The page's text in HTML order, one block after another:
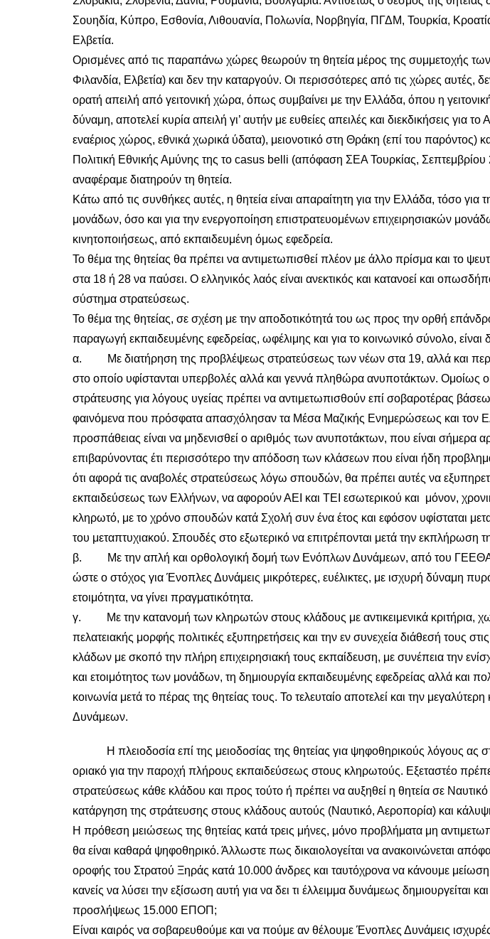
Σουηδία, Κύπρο, Εσθονία, Λιθουανία, Πολωνία, Νορβηγία, ΠΓΔΜ, Τουρκία,
Ελβετία.
Ορισμένες από τις παραπάνω χώρες θεωρούν τη θητεία μέρος της συμμετοχής
Φιλανδία, Ελβετία) και δεν την καταργούν. Οι περισσότερες από τις χώρες αυτές,
ορατή απειλή από γειτονική χώρα, όπως συμβαίνει με την Ελλάδα, όπου η
δύναμη, αποτελεί κυρία απειλή γι’ αυτήν με ευθείες απειλές και διεκδικήσεις για το
εναέριος χώρος, εθνικά χωρικά ύδατα), μειονοτικό στη Θράκη (επί του παρόντος)
Πολιτική Εθνικής Αμύνης της το casus belli (απόφαση ΣΕΑ Τουρκίας,
αναφέραμε διατηρούν τη θητεία.
Κάτω από τις συνθήκες αυτές, η θητεία είναι απαραίτητη για την Ελλάδα, τόσο
μονάδων, όσο και για την ενεργοποίηση επιστρατευομένων επιχειρησιακών
κινητοποιήσεως, από εκπαιδευμένη όμως εφεδρεία.
Το θέμα της θητείας θα πρέπει να αντιμετωπισθεί πλέον με άλλο πρίσμα και το
στα 18 ή 28 να παύσει. Ο ελληνικός λαός είναι ανεκτικός και κατανοεί και
σύστημα στρατεύσεως.
Το θέμα της θητείας, σε σχέση με την αποδοτικότητά του ως προς την ορθή
παραγωγή εκπαιδευμένης εφεδρείας, ωφέλιμης και για το κοινωνικό σύνολο, είναι
α. Με διατήρηση της προβλέψεως στρατεύσεως των νέων στα 19, αλλά και
στο οποίο υφίστανται υπερβολές αλλά και γεννά πληθώρα ανυποτάκτων. Ομοίως
στράτευσης για λόγους υγείας πρέπει να αντιμετωπισθούν επί σοβαροτέρας
φαινόμενα που πρόσφατα απασχόλησαν τα Μέσα Μαζικής Ενημερώσεως και τον
προσπάθειας είναι να μηδενισθεί ο αριθμός των ανυποτάκτων, που είναι σήμερα
επιβαρύνοντας έτι περισσότερο την απόδοση των κλάσεων που είναι ήδη
ότι αφορά τις αναβολές στρατεύσεως λόγω σπουδών, θα πρέπει αυτές να
εκπαιδεύσεως των Ελλήνων, να αφορούν ΑΕΙ και ΤΕΙ εσωτερικού και μόνον,
κληρωτό, με το χρόνο σπουδών κατά Σχολή συν ένα έτος και εφόσον υφίσταται
του μεταπτυχιακού. Σπουδές στο εξωτερικό να επιτρέπονται μετά την εκπλήρωση
β. Με την απλή και ορθολογική δομή των Ενόπλων Δυνάμεων, από του ΓΕΕΘΑ
ώστε ο στόχος για Ένοπλες Δυνάμεις μικρότερες, ευέλικτες, με ισχυρή δύναμη
ετοιμότητα, να γίνει πραγματικότητα.
γ. Με την κατανομή των κληρωτών στους κλάδους με αντικειμενικά κριτήρια,
πελατειακής μορφής πολιτικές εξυπηρετήσεις και την εν συνεχεία διάθεσή τους
κλάδων με σκοπό την πλήρη επιχειρησιακή τους εκπαίδευση, με συνέπεια την
και ετοιμότητος των μονάδων, τη δημιουργία εκπαιδευμένης εφεδρείας αλλά και
κοινωνία μετά το πέρας της θητείας τους. Το τελευταίο αποτελεί και την
Δυνάμεων.
Η πλειοδοσία επί της μειοδοσίας της θητείας για ψηφοθηρικούς λόγους ας
οριακό για την παροχή πλήρους εκπαιδεύσεως στους κληρωτούς. Εξεταστέο
στρατεύσεως κάθε κλάδου και προς τούτο ή πρέπει να αυξηθεί η θητεία σε
κατάργηση της στράτευσης στους κλάδους αυτούς (Ναυτικό, Αεροπορία) και
Η πρόθεση μειώσεως της θητείας κατά τρεις μήνες, μόνο προβλήματα μη
θα είναι καθαρά ψηφοθηρικό. Άλλωστε πως δικαιολογείται να ανακοινώνεται
οροφής του Στρατού Ξηράς κατά 10.000 άνδρες και ταυτόχρονα να κάνουμε
κανείς να λύσει την εξίσωση αυτή για να δει τι έλλειμμα δυνάμεως δημιουργείται
προσλήψεως 15.000 ΕΠΟΠ;
Είναι καιρός να σοβαρευθούμε και να πούμε αν θέλουμε Ένοπλες Δυνάμεις